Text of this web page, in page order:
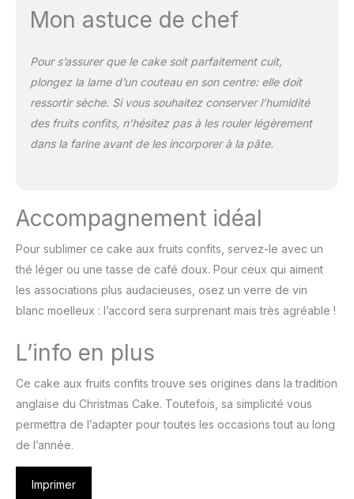
Mon astuce de chef
Pour s’assurer que le cake soit parfaitement cuit,
plongez la lame d’un couteau en son centre: elle doit
ressortir sèche. Si vous souhaitez conserver l’humidité
des fruits confits, n’hésitez pas à les rouler légèrement
dans la farine avant de les incorporer à la pâte.
Accompagnement idéal
Pour sublimer ce cake aux fruits confits, servez-le avec un
thé léger ou une tasse de café doux. Pour ceux qui aiment
les associations plus audacieuses, osez un verre de vin
blanc moelleux : l’accord sera surprenant mais très agréable !
L’info en plus
Ce cake aux fruits confits trouve ses origines dans la tradition
anglaise du Christmas Cake. Toutefois, sa simplicité vous
permettra de l’adapter pour toutes les occasions tout au long
de l’année.
Imprimer